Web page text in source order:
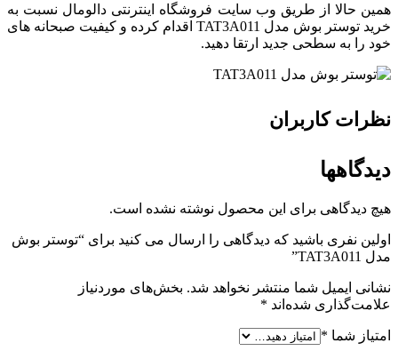
همین حالا از طریق وب سایت فروشگاه اینترنتی دالومال نسبت به
خرید توستر بوش مدل TAT3A011 اقدام کرده و کیفیت صبحانه ‌های
خود را به سطحی جدید ارتقا دهید.
نظرات کاربران
دیدگاهها
هیچ دیدگاهی برای این محصول نوشته نشده است.
اولین نفری باشید که دیدگاهی را ارسال می کنید برای “توستر بوش
مدل TAT3A011”
نشانی ایمیل شما منتشر نخواهد شد. بخش‌های موردنیاز
علامت‌گذاری شده‌اند *
امتیاز شما *